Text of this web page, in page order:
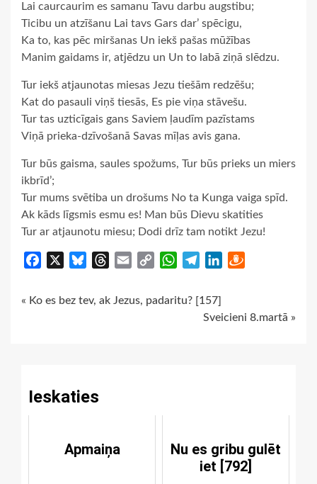
Lai caurcaurim es samanu Tavu darbu augstibu;
Ticibu un atzīšanu Lai tavs Gars dar’ spēcigu,
Ka to, kas pēc miršanas Un iekš pašas mūžības
Manim gaidams ir, atjēdzu un Un to labā ziņā slēdzu.
Tur iekš atjaunotas miesas Jezu tiešām redzēšu;
Kat do pasauli viņš tiesās, Es pie viņa stāvešu.
Tur tas uzticīgais gans Saviem ļaudīm pazīstams
Viņā prieka-dzīvošanā Savas mīļas avis gana.
Tur būs gaisma, saules spožums, Tur būs prieks un miers
ikbrīd’;
Tur mums svētiba un drošums No ta Kunga vaiga spīd.
Ak kāds līgsmis esmu es! Man būs Dievu skatities
Tur ar atjaunotu miesu; Dodi drīz tam notikt Jezu!
Facebook BlueskyThreads
Email
Copy
WhatsApp
TelegramLinkedIn
Continue
« Ko es bez tev, ak Jezus, padaritu? [157]
Sveicieni 8.martā »
Ieskaties
Apmaiņa
Nu es gribu gulēt
iet [792]